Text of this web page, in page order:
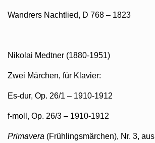
Wandrers Nachtlied, D 768 – 1823
Nikolai Medtner (1880-1951)
Zwei Märchen, für Klavier:
Es-dur, Op. 26/1 – 1910-1912
f-moll, Op. 26/3 – 1910-1912
Primavera (Frühlingsmärchen), Nr. 3, aus